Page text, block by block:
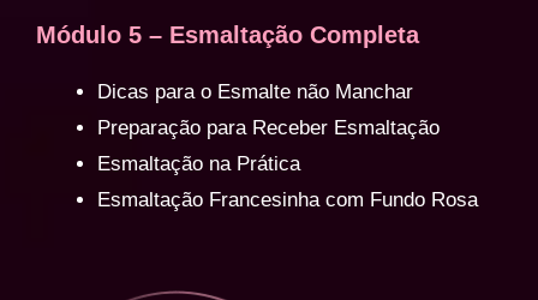
Módulo 5 – Esmaltação Completa
Dicas para o Esmalte não Manchar
Preparação para Receber Esmaltação
Esmaltação na Prática
Esmaltação Francesinha com Fundo Rosa